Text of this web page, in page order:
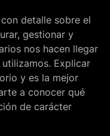
detalle sobre el
gestionar y
nos hacen llegar
Explicar
y es la mejor
a conocer qué
de carácter